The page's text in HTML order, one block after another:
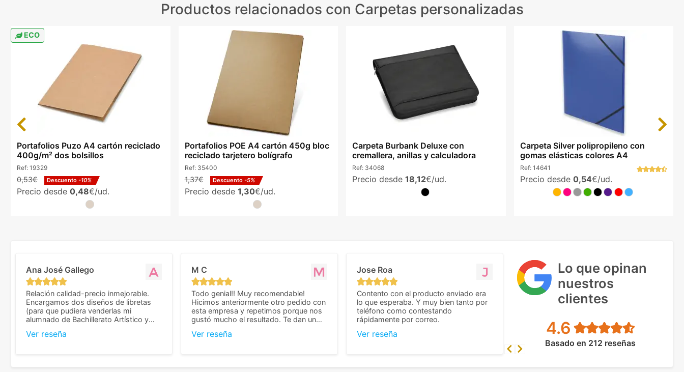
Productos relacionados con Carpetas personalizadas
ECO
Portafolios Puzo A4 cartón reciclado
400g/m² dos bolsillos
Ref: 19329
0,53€ Descuento -10%
Precio desde 0,48€/ud.
Portafolios POE A4 cartón 450g bloc
reciclado tarjetero bolígrafo
Ref: 35400
1,37€ Descuento -5%
Precio desde 1,30€/ud.
Carpeta Burbank Deluxe con
cremallera, anillas y calculadora
Ref: 34068
Precio desde 18,12€/ud.
Carpeta Silver polipropileno con
gomas elásticas colores A4
Ref: 14641
Precio desde 0,54€/ud.
Previous Next
Lo que opinan
nuestros
clientes
4.6
Basado en 212 reseñas
Ana José Gallego
Relación calidad-precio inmejorable.
Encargamos dos diseños de libretas
(para que pudiera venderlas mi
alumnado de Bachillerato Artístico y
mejor presupuesto con diferencia, con
Ver reseña
M C
Todo genial!! Muy recomendable!
Hicimos anteriormente otro pedido con
esta empresa y repetimos porque nos
gustó mucho el resultado. Te dan un
que valoramos mucho cuando se trata
Ver reseña
Jose Roa
Contento con el producto enviado era
lo que esperaba. Y muy bien tanto por
teléfono como contestando
rápidamente por correo.
Ver reseña
Previous
Next